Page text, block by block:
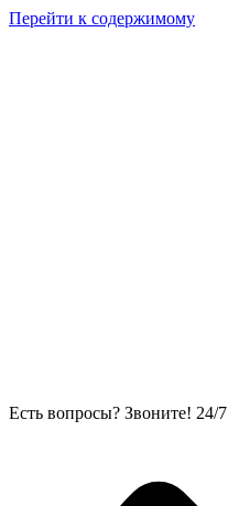
Перейти к содержимому
Есть вопросы? Звоните! 24/7